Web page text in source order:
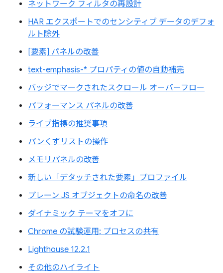
ネットワーク フィルタの再設計
HAR エクスポートでのセンシティブ データのデフォ
ルト除外
[要素] パネルの改善
text-emphasis-* プロパティの値の自動補完
バッジでマークされたスクロール オーバーフロー
パフォーマンス パネルの改善
ライブ指標の推奨事項
パンくずリストの操作
メモリパネルの改善
新しい「デタッチされた要素」プロファイル
プレーン JS オブジェクトの命名の改善
ダイナミック テーマをオフに
Chrome の試験運用: プロセスの共有
Lighthouse 12.2.1
その他のハイライト